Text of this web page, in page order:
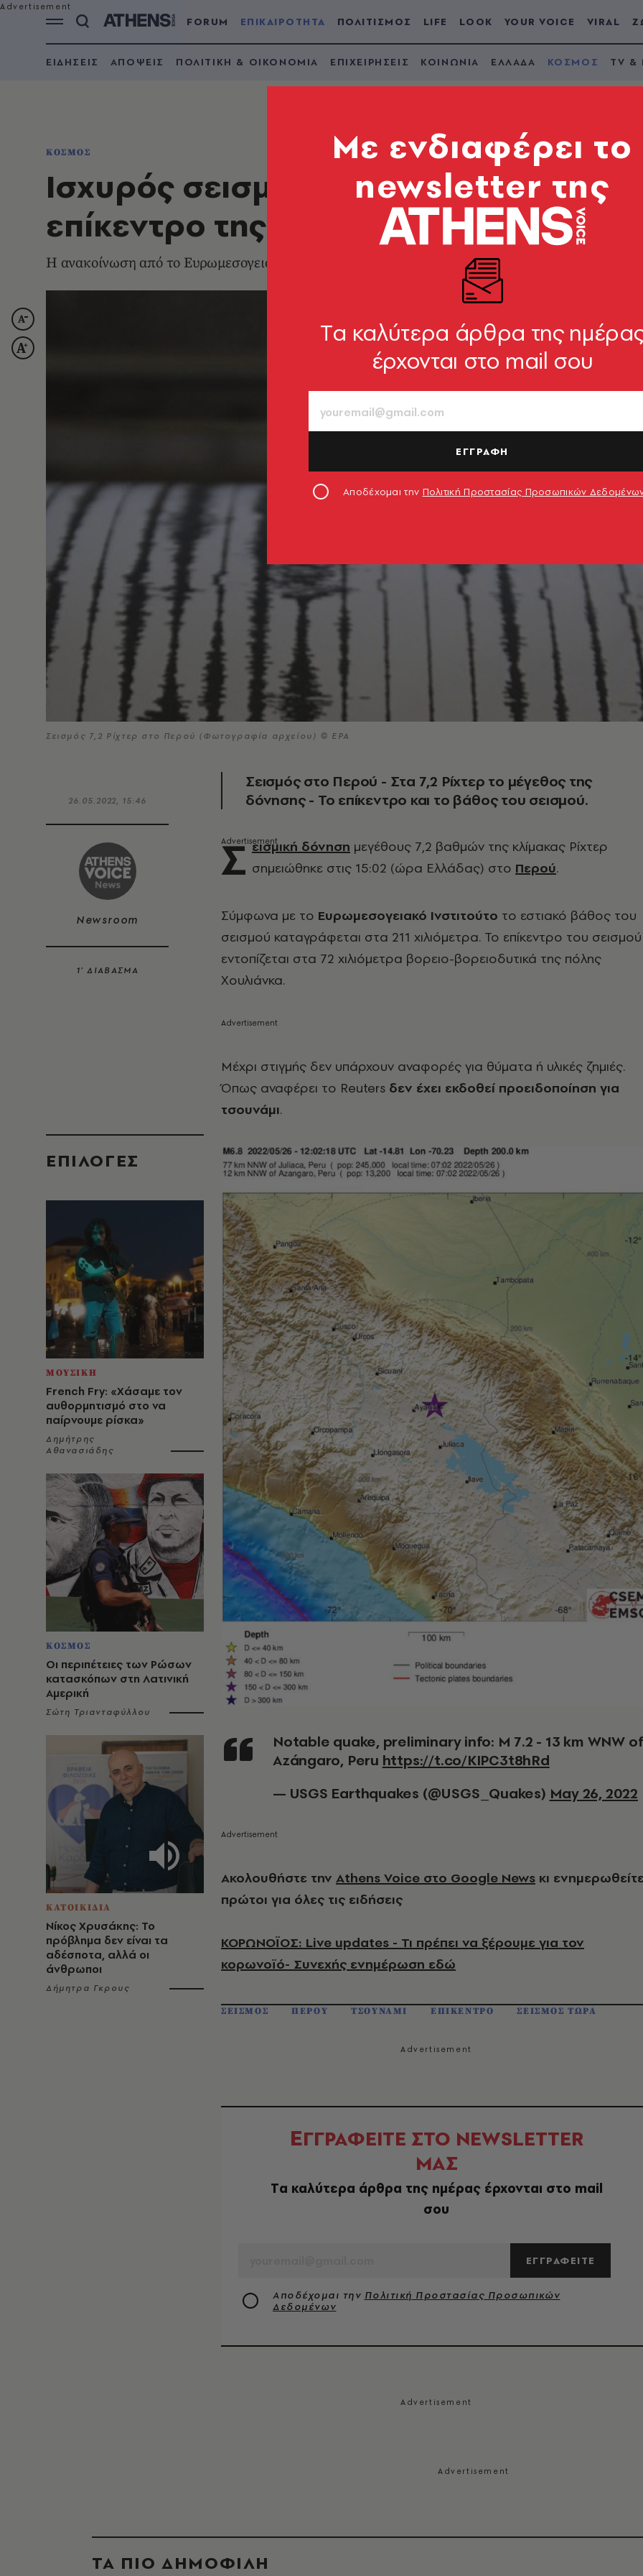
FORUM ΕΠΙΚΑΙΡΟΤΗΤΑ ΠΟΛΙΤΙΣΜΟΣ LIFE LOOK YOUR VOICE VIRAL
ΕΙΔΗΣΕΙΣ ΑΠΟΨΕΙΣ ΠΟΛΙΤΙΚΗ & ΟΙΚΟΝΟΜΙΑ ΕΠΙΧΕΙΡΗΣΕΙΣ ΚΟΙΝΩΝΙΑ ΕΛΛΑΔΑ ΚΟΣΜΟΣ TV &
ΚΟΣΜΟΣ
Ισχυρός σεισμός 7,2 Ρίχτερ στο
επίκεντρο της δόνησης
Η ανακοίνωση από το Ευρωμεσογειακό Ινστιτούτο
Σεισμός 7,2 Ρίχτερ στο Περού (Φωτογραφία αρχείου) © EPA
26.05.2022, 15:46
Newsroom
1’ ΔΙΑΒΑΣΜΑ
EΠΙΛΟΓΈΣ
ΜΟΥΣΙΚΗ
French Fry: «Χάσαμε τον
αυθορμητισμό στο να
παίρνουμε ρίσκα»
Δημήτρης
Αθανασιάδης
ΚΟΣΜΟΣ
Οι περιπέτειες των Ρώσων
κατασκόπων στη Λατινική
Αμερική
Σώτη Τριανταφύλλου
ΚΑΤΟΙΚΙΔΙΑ
Νίκος Χρυσάκης: Το
πρόβλημα δεν είναι τα
αδέσποτα, αλλά οι
άνθρωποι
Δήμητρα Γκρους
Σεισμός στο Περού - Στα 7,2 Ρίχτερ το μέγεθος της
δόνησης - Το επίκεντρο και το βάθος του σεισμού.
Σ εισμική δόνηση μεγέθους 7,2 βαθμών της κλίμακας Ρίχτερ
σημειώθηκε στις 15:02 (ώρα Ελλάδας) στο Περού.
Σύμφωνα με το Ευρωμεσογειακό Ινστιτούτο το εστιακό βάθος του
σεισμού καταγράφεται στα 211 χιλιόμετρα. Το επίκεντρο του σεισμού
εντοπίζεται στα 72 χιλιόμετρα βορειο-βορειοδυτικά της πόλης
Χουλιάνκα.
Μέχρι στιγμής δεν υπάρχουν αναφορές για θύματα ή υλικές ζημιές.
Όπως αναφέρει το Reuters δεν έχει εκδοθεί προειδοποίηση για
τσουνάμι.
Notable quake, preliminary info: M 7.2 - 13 km WNW of
Azángaro, Peru https://t.co/KIPC3t8hRd
— USGS Earthquakes (@USGS_Quakes) May 26, 2022
Ακολουθήστε την Athens Voice στο Google News κι
πρώτοι για όλες τις ειδήσεις
ΚΟΡΩΝΟΪΟΣ: Live updates - Τι πρέπει να ξέρουμε για τον
κορωνοϊό- Συνεχής ενημέρωση εδώ
ΣΕΙΣΜΟΣ ΠΕΡΟΥ ΤΣΟΥΝΑΜΙ ΕΠΙΚΕΝΤΡΟ ΣΕΙΣΜΟΣ ΤΩΡΑ
ΕΓΓΡΑΦΕΙΤΕ ΣΤΟ NEWSLETTER
ΜΑΣ
Tα καλύτερα άρθρα της ημέρας έρχονται στο mail
σου
ΕΓΓΡΑΦΕΙΤΕ
Αποδέχομαι την Πολιτική Προστασίας Προσωπικών
Δεδομένων
ΤΑ ΠΙΟ ΔΗΜΟΦΙΛΗ
Mε ενδιαφέρει το
newsletter της
Tα καλύτερα άρθρα της
έρχονται στο mail σου
ΕΓΓΡΑΦΗ
Αποδέχομαι την Πολιτική Προστασίας Προσωπικών